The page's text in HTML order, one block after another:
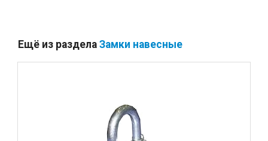
Ещё из раздела Замки навесные